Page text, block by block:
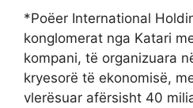
*Poëer International
konglomerat nga Katari
kompani, të organizuara
kryesorë të ekonomisë,
vlerësuar afërsisht 40